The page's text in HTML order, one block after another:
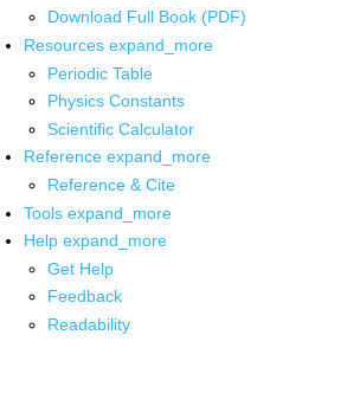
Download Full Book (PDF)
Resources expand_more
Periodic Table
Physics Constants
Scientific Calculator
Reference expand_more
Reference & Cite
Tools expand_more
Help expand_more
Get Help
Feedback
Readability